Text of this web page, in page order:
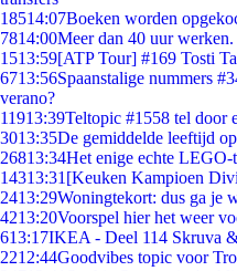
18514:07Boeken worden
7814:00Meer dan 40 uur werken.
1513:59[ATP Tour] #169 Tosti
6713:56Spaanstalige nummers
verano?
11913:39Teltopic #1558 tel door
3013:35De gemiddelde leeftijd
26813:34Het enige echte
14313:31 [Keuken Kampioen
2413:29Woningtekort: dus ga je
4213:20Voorspel hier het weer
613:17IKEA - Deel 114 Skruva
2212:44Goodvibes topic voor